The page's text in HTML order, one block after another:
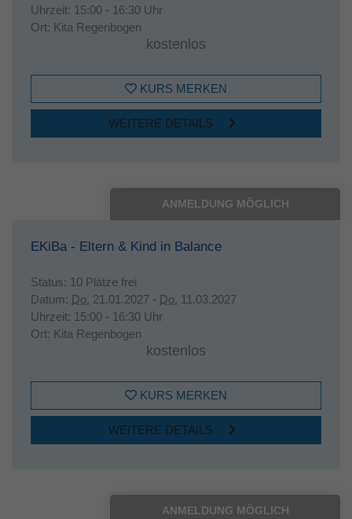
Uhrzeit: 15:00 - 16:30 Uhr
Ort: Kita Regenbogen
kostenlos
KURS MERKEN
WEITERE DETAILS
ANMELDUNG MÖGLICH
EKiBa - Eltern & Kind in Balance
Status: 10 Plätze frei
Datum: Do. 21.01.2027 - Do. 11.03.2027
Uhrzeit: 15:00 - 16:30 Uhr
Ort: Kita Regenbogen
kostenlos
KURS MERKEN
WEITERE DETAILS
ANMELDUNG MÖGLICH